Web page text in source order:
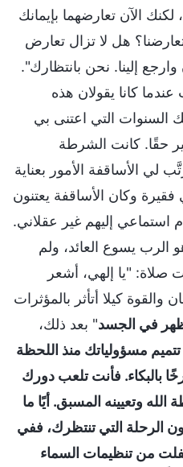
الآن تعارضهما بإيمانك
هل لا تزال تعارض
إلينا. نحن بانتظارك".
كانا يقولان هذه
السنوات التي اعتنى بي
حقًا. كانت الشرطة
لي الأساقفة الأمور بعناية
وكان الأساقفة يعتنون
إليهم غير عقلاني.
الرب يسوع العائد، ولم
صلاة: "يا إلهي، أشعر
كيلا أتأثر بالمؤثرات
في الجسد" بعد ذلك،
تتميم مسؤولياتك منذ اللحظة
بالبكاء. فأنت تلعب دورك
وتعيينه المسبق. أيًا ما
الرحلة التي تنتظرك، ففي
من تنظيمات السماء